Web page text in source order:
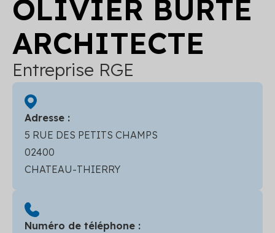
OLIVIER BURTE
ARCHITECTE
Entreprise RGE
Adresse :
5 RUE DES PETITS CHAMPS
02400
CHATEAU-THIERRY
Numéro de téléphone :